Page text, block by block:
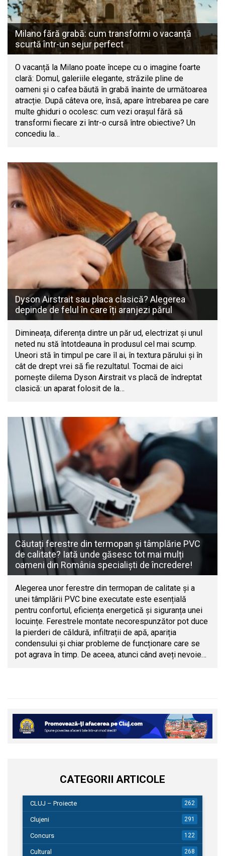
Milano fără grabă: cum transformi o vacanță
scurtă într-un sejur perfect
O vacanță la Milano poate începe cu o imagine foarte
clară: Domul, galeriile elegante, străzile pline de
oameni și o cafea băută în grabă înainte de următoarea
atracție. După câteva ore, însă, apare întrebarea pe care
multe ghiduri o ocolesc: cum vezi orașul fără să
transformi fiecare zi într-o cursă între obiective? Un
concediu la…
Dyson Airstrait sau placa clasică? Alegerea
depinde de felul în care îți aranjezi părul
Dimineața, diferența dintre un păr ud, electrizat și unul
neted nu stă întotdeauna în produsul cel mai scump.
Uneori stă în timpul pe care îl ai, în textura părului și în
cât de drept vrei să fie rezultatul. Tocmai de aici
pornește dilema Dyson Airstrait vs placă de îndreptat
clasică: un aparat folosit de la…
Căutați ferestre din termopan și tâmplărie PVC
de calitate? Iată unde găsesc tot mai mulți
oameni din România specialiști de încredere!
Alegerea unor ferestre din termopan de calitate și a
unei tâmplării PVC bine executate este esențială
pentru confortul, eficiența energetică și siguranța unei
locuințe. Ferestrele montate necorespunzător pot duce
la pierderi de căldură, infiltrații de apă, apariția
condensului și chiar probleme de funcționare care se
pot agrava în timp. De aceea, atunci când aveți nevoie…
CATEGORII ARTICOLE
CLUJ – Proiecte 262
Clujeni 291
Concurs 122
Cultural 268